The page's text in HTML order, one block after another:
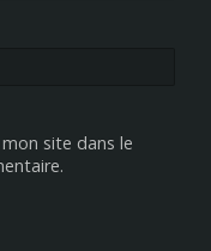
site dans le